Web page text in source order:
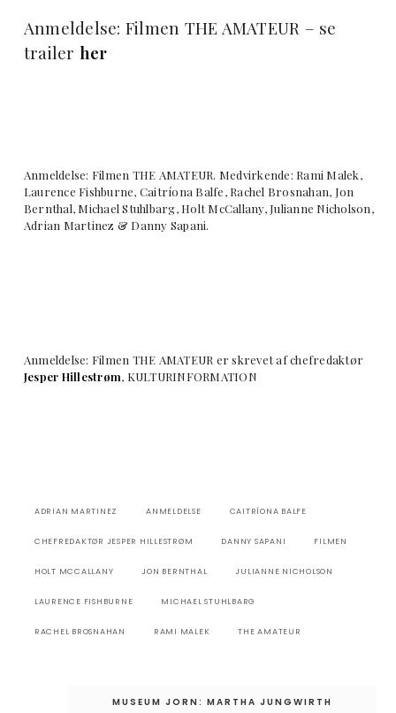
Anmeldelse: Filmen THE AMATEUR – se
trailer her
Anmeldelse: Filmen THE AMATEUR. Medvirkende: Rami Malek,
Laurence Fishburne, Caitríona Balfe, Rachel Brosnahan, Jon
Bernthal, Michael Stuhlbarg, Holt McCallany, Julianne Nicholson,
Adrian Martinez & Danny Sapani.
Anmeldelse: Filmen THE AMATEUR er skrevet af chefredaktør
Jesper Hillestrøm, KULTURINFORMATION
ADRIAN MARTINEZ ANMELDELSE CAITRÍONA BALFE
CHEFREDAKTØR JESPER HILLESTRØM DANNY SAPANI FILMEN
HOLT MCCALLANY JON BERNTHAL JULIANNE NICHOLSON
LAURENCE FISHBURNE MICHAEL STUHLBARG
RACHEL BROSNAHAN RAMI MALEK THE AMATEUR
IndlægsnavigationMUSEUM JORN: MARTHA JUNGWIRTH